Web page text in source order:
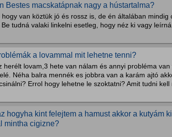
Bestes macskatápnak nagy a hústartalma?
van köztük jó és rossz is, de én általában mindig
tudná valaki linkelni esetleg, hogy néz ki vagy
a lovammal mit lehetne tenni?
herélt lovam,3 hete van nálam és annyi probléma
Néha balra mennék es jobbra van a karám ajtó
Errol hogy lehetne le szoktatni? Amit tudni kell
hogyha kint felejtem a hamust akkor a kutyám
mintha cigizne?